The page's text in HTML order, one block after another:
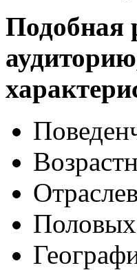
Подобная